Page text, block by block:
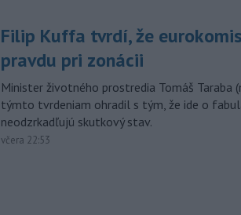
Filip Kuffa tvrdí, že
pravdu pri zonácii
Minister životného prostredia Tomáš Taraba
týmto tvrdeniam ohradil s tým, že ide o
neodzrkadľujú skutkový stav.
včera 22:53